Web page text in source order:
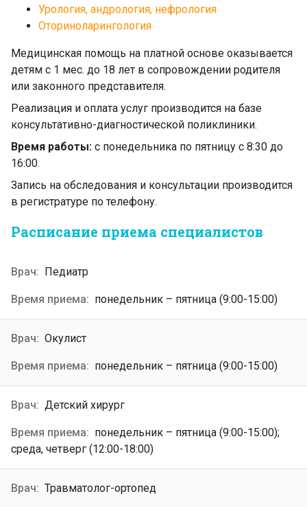
Урология, андрология, нефрология
Оториноларингология
Медицинская помощь на платной основе оказывается
детям с 1 мес. до 18 лет в сопровождении родителя
или законного представителя.
Реализация и оплата услуг производится на базе
консультативно-диагностической поликлиники.
Время работы: с понедельника по пятницу с 8:30 до
16:00.
Запись на обследования и консультации производится
в регистратуре по телефону.
Расписание приема специалистов
Педиатр
понедельник – пятница (9:00-15:00)
Окулист
понедельник – пятница (9:00-15:00)
Детский хирург
понедельник – пятница (9:00-15:00);
среда, четверг (12:00-18:00)
Травматолог-ортопед